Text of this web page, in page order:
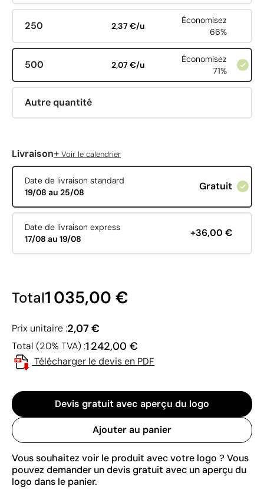
250 2,37 €/u
Économisez
66%
500 2,07 €/u
Économisez
71%
Autre quantité
Livraison+ Voir le calendrier
Date de livraison standard
19/08 au 25/08
Gratuit
Date de livraison express
17/08 au 19/08
+36,00 €
Total1 035,00 €
Prix unitaire :2,07 €
Total (20% TVA) :1 242,00 €
Télécharger le devis en PDF
Devis gratuit avec aperçu du logo
Ajouter au panier
Vous souhaitez voir le produit avec votre logo ? Vous
pouvez demander un devis gratuit avec un aperçu du
logo dans le panier.